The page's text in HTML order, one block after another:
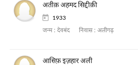
अतीक़ अहमद सिद्दीक़ी
1933
जन्म : देवबंद निवास : अलीगढ़
आसिफ़ इज़हार अली